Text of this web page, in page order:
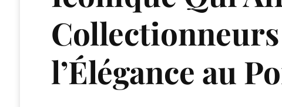
l’Élégance au